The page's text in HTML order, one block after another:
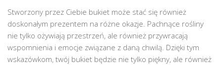
Stworzony przez Ciebie bukiet może stać się również
doskonałym prezentem na różne okazje. Pachnące rośliny
nie tylko ożywiają przestrzeń, ale również przywracają
wspomnienia i emocje związane z daną chwilą. Dzięki tym
wskazówkom, twój bukiet będzie nie tylko piękny, ale również